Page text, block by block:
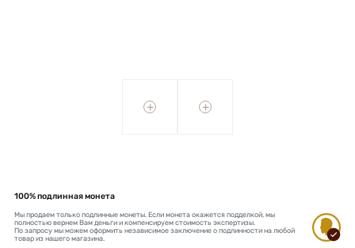
+ +
100% подлинная монета
Мы продаем только подлинные монеты. Если монета окажется подделкой, мы
полностью вернем Вам деньги и компенсируем стоимость экспертизы.
По запросу мы можем оформить независимое заключение о подлинности на любой
товар из нашего магазина.